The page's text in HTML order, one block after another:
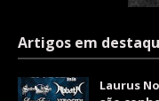
Artigos em
Laurus